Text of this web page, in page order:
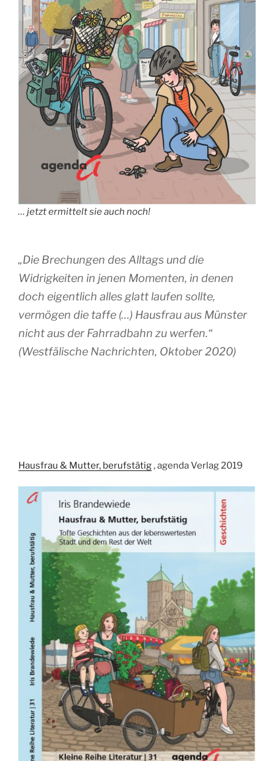
… jetzt ermittelt sie auch noch!
„Die Brechungen des Alltags und die
Widrigkeiten in jenen Momenten, in denen
doch eigentlich alles glatt laufen sollte,
vermögen die taffe (…) Hausfrau aus Münster
nicht aus der Fahrradbahn zu werfen.“
(Westfälische Nachrichten, Oktober 2020)
Hausfrau & Mutter, berufstätig , agenda Verlag 2019